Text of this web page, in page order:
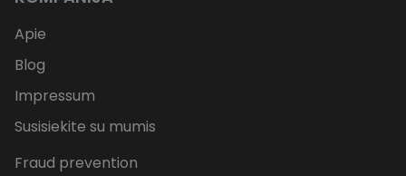
Apie
Blog
Impressum
Susisiekite su mumis
Fraud prevention